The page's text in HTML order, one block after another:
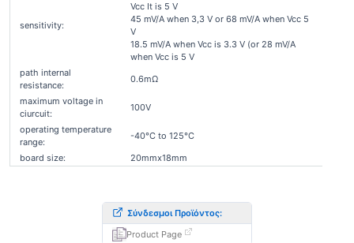
sensitivity:
Vcc It is 5 V
45 mV/A when 3,3 V or 68 mV/A when Vcc 5
V
18.5 mV/A when Vcc is 3.3 V (or 28 mV/A
when Vcc is 5 V
path internal
resistance:
0.6mΩ
maximum voltage in
ciurcuit:
100V
operating temperature
range:
-40°C to 125°C
board size:
20mmx18mm
Σύνδεσμοι Προϊόντος:
Product Page